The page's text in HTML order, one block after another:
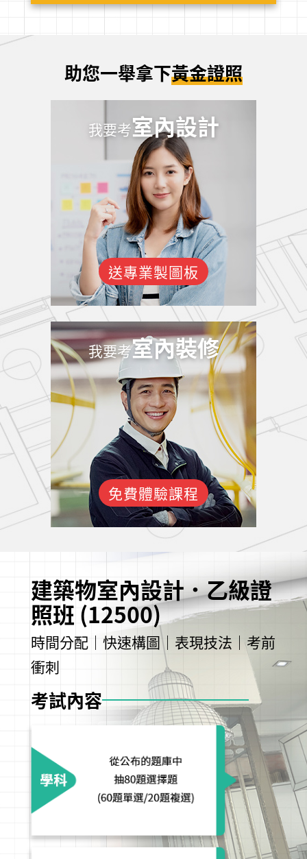
助您一舉拿下黃金證照
我要考室內設計
送專業製圖板
我要考室內裝修
免費體驗課程
建築物室內設計．乙級證
照班 (12500)
時間分配｜快速構圖｜表現技法｜考前
衝刺
考試內容